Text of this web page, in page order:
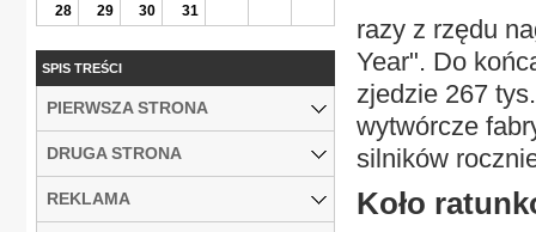
razy z rzędu
Year". Do
zjedzie 267
wytwórcze
silników
Koło
28
29 30 31
SPIS TREŚCI
PIERWSZA STRONA
DRUGA STRONA
REKLAMA